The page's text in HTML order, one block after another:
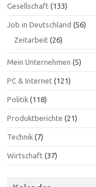
Gesellschaft (133)
Job in Deutschland (56)
Zeitarbeit (26)
Mein Unternehmen (5)
PC & Internet (121)
Politik (118)
Produktberichte (21)
Technik (7)
Wirtschaft (37)